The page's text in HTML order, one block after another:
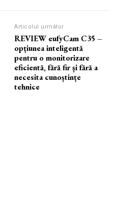
Articolul următor
REVIEW eufyCam C35 –
opțiunea inteligentă
pentru o monitorizare
eficientă, fără fir și fără a
necesita cunoștințe
tehnice